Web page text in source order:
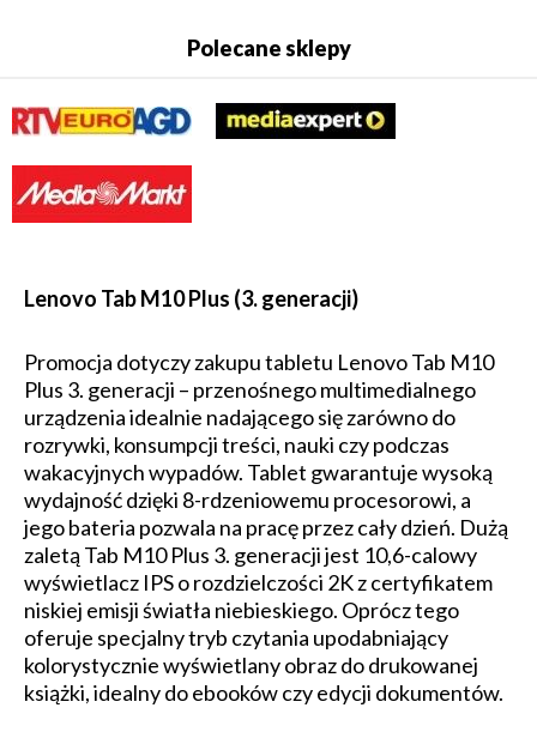
Polecane sklepy
Lenovo Tab M10 Plus (3. generacji)
Promocja dotyczy zakupu tabletu Lenovo Tab M10
Plus 3. generacji – przenośnego multimedialnego
urządzenia idealnie nadającego się zarówno do
rozrywki, konsumpcji treści, nauki czy podczas
wakacyjnych wypadów. Tablet gwarantuje wysoką
wydajność dzięki 8-rdzeniowemu procesorowi, a
jego bateria pozwala na pracę przez cały dzień. Dużą
zaletą Tab M10 Plus 3. generacji jest 10,6-calowy
wyświetlacz IPS o rozdzielczości 2K z certyfikatem
niskiej emisji światła niebieskiego. Oprócz tego
oferuje specjalny tryb czytania upodabniający
kolorystycznie wyświetlany obraz do drukowanej
książki, idealny do ebooków czy edycji dokumentów.